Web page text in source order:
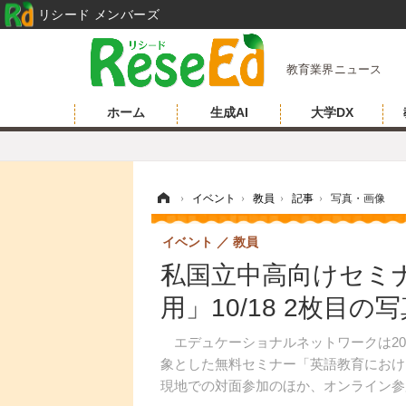
教育業界ニュース
ホーム 生成AI 大学DX
› イベント › 教員 › 記事 › 写真・画像
私国立中高向けセミ
用」10/18 2枚目の
エデュケーショナルネットワークは
象とした無料セミナー「英語教育にお
現地での対面参加のほか、オンライン
イベント 教員
リシード メンバーズ